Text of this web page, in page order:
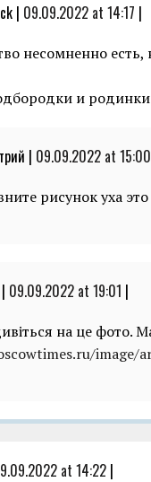
| 09.09.2022 at 14:17 |
несомненно
и родинки
| 09.09.2022 at 15:00
рисунок уха
09.09.2022 at 19:01 |
на це фото.
image/
at 14:22 |